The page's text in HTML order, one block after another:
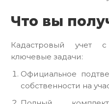
Что вы
Кадастровый
ключевые задачи:
Официальное
собственности на